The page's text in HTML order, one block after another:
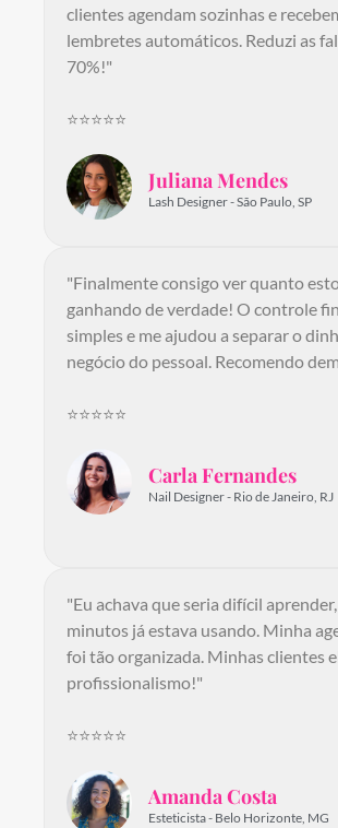
clientes agendam sozinhas e
lembretes automáticos. Reduzi as
70%!"
⭐⭐⭐⭐⭐
Juliana Mendes
Lash Designer - São Paulo, SP
"Finalmente consigo ver quanto
ganhando de verdade! O controle
simples e me ajudou a separar o
negócio do pessoal. Recomendo
⭐⭐⭐⭐⭐
Carla Fernandes
Nail Designer - Rio de Janeiro, RJ
"Eu achava que seria difícil
minutos já estava usando. Minha
foi tão organizada. Minhas clientes
profissionalismo!"
⭐⭐⭐⭐⭐
Amanda Costa
Esteticista - Belo Horizonte, MG